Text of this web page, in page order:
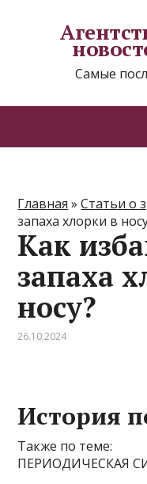
Самые
Главная »Статьи о
запаха хлорки в
Как
запаха
носу?
26.10.2024
История
Также по теме:
ПЕРИОДИЧЕСКАЯ